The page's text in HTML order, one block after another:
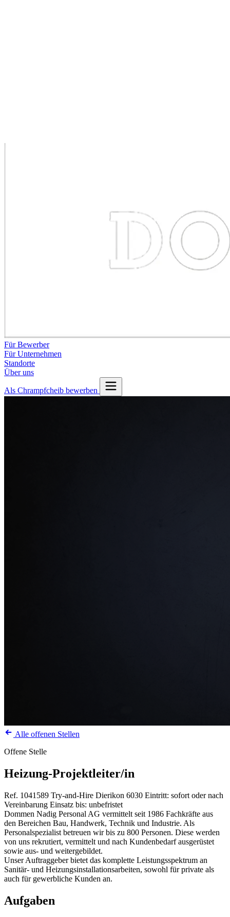
Für Bewerber
Für Unternehmen
Standorte
Über uns
Als Chrampfcheib bewerben
Alle offenen Stellen
Offene Stelle
Heizung-Projektleiter/in
Ref. 1041589 Try-and-Hire Dierikon 6030 Eintritt: sofort oder nach
Vereinbarung Einsatz bis: unbefristet
Dommen Nadig Personal AG vermittelt seit 1986 Fachkräfte aus
den Bereichen Bau, Handwerk, Technik und Industrie. Als
Personalspezialist betreuen wir bis zu 800 Personen. Diese werden
von uns rekrutiert, vermittelt und nach Kundenbedarf ausgerüstet
sowie aus- und weitergebildet.
Unser Auftraggeber bietet das komplette Leistungsspektrum an
Sanitär- und Heizungsinstallationsarbeiten, sowohl für private als
auch für gewerbliche Kunden an.
Aufgaben